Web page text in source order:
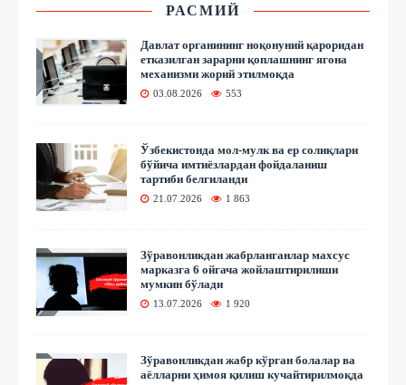
РАСМИЙ
Давлат органининг ноқонуний қароридан
етказилган зарарни қоплашнинг ягона
механизми жорий этилмоқда
03.08.2026 553
Ўзбекистонда мол-мулк ва ер солиқлари
бўйича имтиёзлардан фойдаланиш
тартиби белгиланди
21.07.2026 1 863
Зўравонликдан жабрланганлар махсус
марказга 6 ойгача жойлаштирилиши
мумкин бўлади
13.07.2026 1 920
Зўравонликдан жабр кўрган болалар ва
аёлларни ҳимоя қилиш кучайтирилмоқда